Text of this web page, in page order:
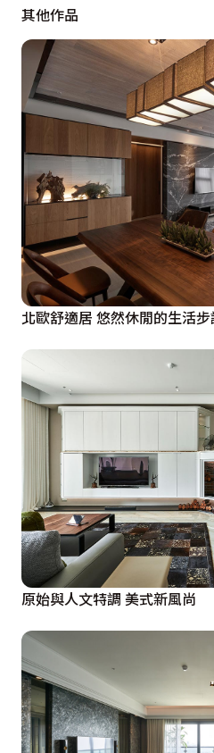
般的臥室機能規劃，特別以半
更衣空間，徹底打破傳統的
獨特個性的學院風與公領域
特別以深藍色的漆面搭配黑色
氣息，讓人在工作一天的疲
鬆。
其他作品
北歐舒適居 悠然休閒的生活步
原始與人文特調 美式新風尚